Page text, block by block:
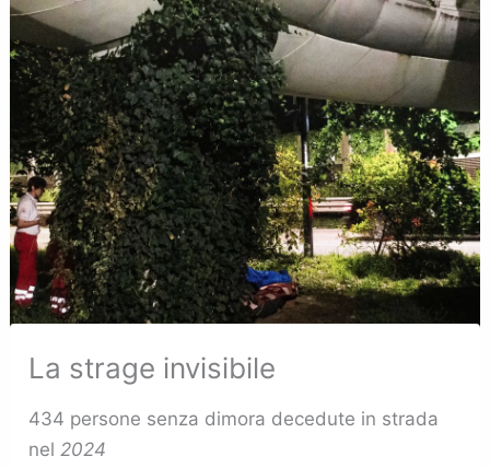
La strage invisibile
434 persone senza dimora decedute in strada
nel2024